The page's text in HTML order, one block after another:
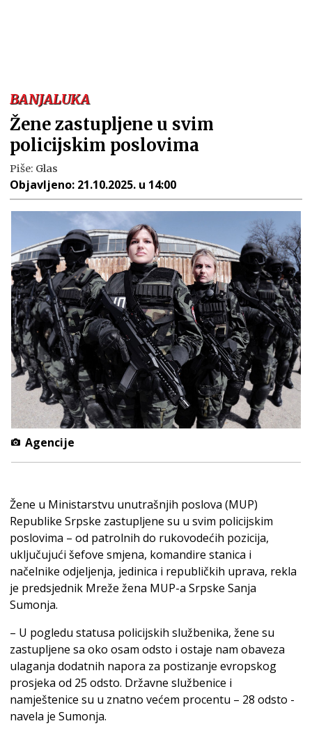
BANJALUKA
Žene zastupljene u svim
policijskim poslovima
Piše: Glas
Objavljeno: 21.10.2025. u 14:00
Agencije
Žene u Ministarstvu unutrašnjih poslova (MUP)
Republike Srpske zastupljene su u svim policijskim
poslovima – od patrolnih do rukovodećih pozicija,
uključujući šefove smjena, komandire stanica i
načelnike odjeljenja, jedinica i republičkih uprava, rekla
je predsjednik Mreže žena MUP-a Srpske Sanja
Sumonja.
– U pogledu statusa policijskih službenika, žene su
zastupljene sa oko osam odsto i ostaje nam obaveza
ulaganja dodatnih napora za postizanje evropskog
prosjeka od 25 odsto. Državne službenice i
namještenice su u znatno većem procentu – 28 odsto -
navela je Sumonja.